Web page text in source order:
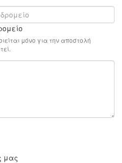
μόνο για την αποστολή
μας